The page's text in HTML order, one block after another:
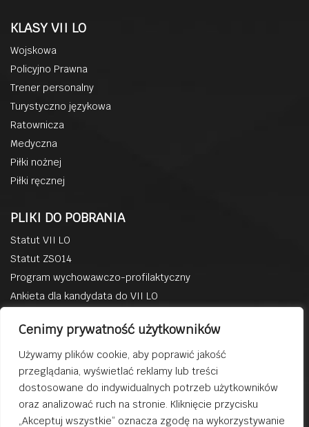
Na tej stronie stosujemy pliki cookies.
Kontynuowanie przeglądania serwisu bez
zmiany ustawień traktujemy jako zgodę na
użycie plików cookies..
Cenimy prywatność użytkowników
Używamy plików cookie, aby poprawić jakość
przeglądania, wyświetlać reklamy lub treści
dostosowane do indywidualnych potrzeb użytkowników
oraz analizować ruch na stronie. Kliknięcie przycisku
„Akceptuj wszystkie” oznacza zgodę na wykorzystywanie
KLASY VII LO
Wojskowa
Policyjno Prawna
Trener personalny
Turystyczno językowa
Ratownicza
Medyczna
Piłki nożnej
Piłki ręcznej
PLIKI DO POBRANIA
Statut VII LO
Statut ZSO14
Program wychowawczo-profilaktyczny
Ankieta dla kandydata do VII LO
BACZYN W MEDIACH
Facebook
YouTube
Instagram
Twitter